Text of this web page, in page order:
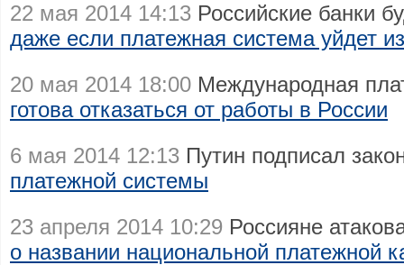
22 мая 2014 14:13 Российские банки
даже если платежная система уйдет
20 мая 2014 18:00 Международная
готова отказаться от работы в России
6 мая 2014 12:13 Путин подписал
платежной системы
23 апреля 2014 10:29 Россияне
о названии национальной платежной